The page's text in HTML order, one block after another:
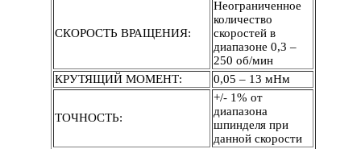
СКОРОСТЬ ВРАЩЕНИЯ:
Неограниченное
количество
скоростей в
диапазоне 0,3 –
250 об/мин
КРУТЯЩИЙ МОМЕНТ:
0,05 – 13 мНм
ТОЧНОСТЬ:
+/- 1% от
диапазона
шпинделя при
данной скорости